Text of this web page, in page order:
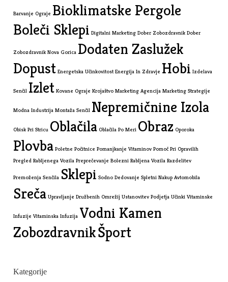
Barvanje Ograje Bioklimatske Pergole
Boleči Sklepi Digitalni Marketing Dober Zobozdravnik Dober
Zobozdravnik Nova Gorica Dodaten Zaslužek
Dopust Energetska Učinkovitost Energija In Zdravje Hobi Izdelava
Senčil Izlet Kovane Ograje Krojaštvo Marketing Agencija Marketing Strategije
Modna Industrija Montaža Senčil Nepremičnine Izola
Obisk Pri Stricu Oblačila Oblačila Po Meri Obraz Oporoka
Plovba Poletne Počitnice Pomanjkanje Vitaminov Pomoč Pri Opravilih
Pregled Rabljenega Vozila Preprečevanje Bolezni Rabljena Vozila Razdelitev
Premoženja Senčila Sklepi Sodno Dedovanje Spletni Nakup Avtomobila
Sreča Upravljanje Družbenih Omrežij Ustanovitev Podjetja Učinki Vitaminske
Infuzije Vitaminska Infuzija Vodni Kamen
ZobozdravnikŠport
Kategorije